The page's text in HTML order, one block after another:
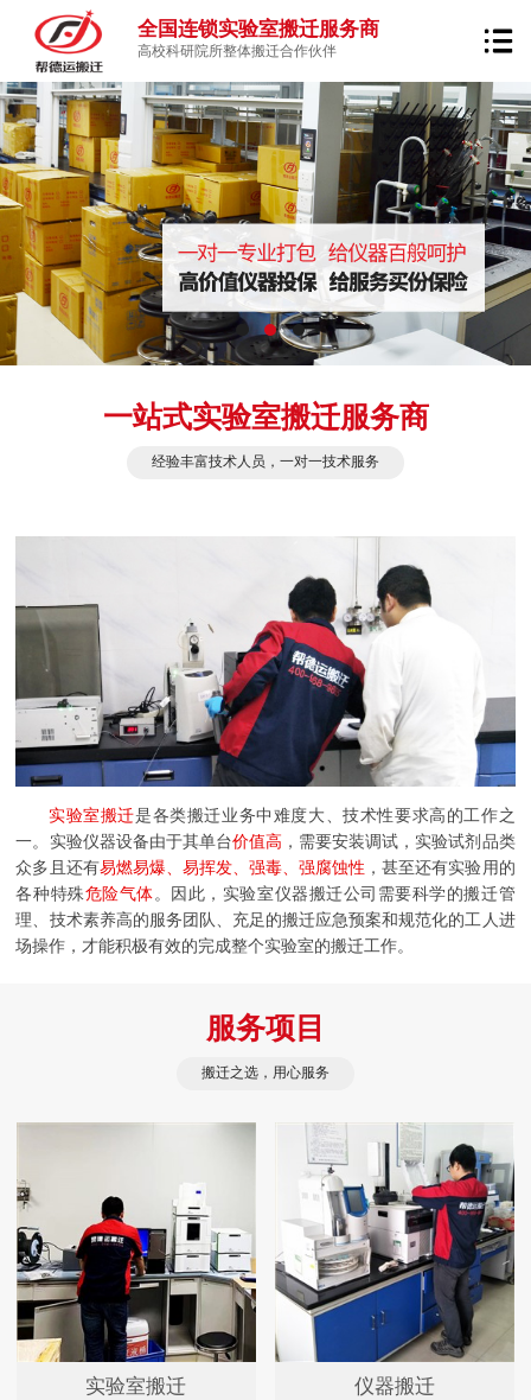
全国连锁实验室搬迁服务商
高校科研院所整体搬迁合作伙伴
一站式实验室搬迁服务商
经验丰富技术人员，一对一技术服务
实验室搬迁是各类搬迁业务中难度大、技术性要求高的工作之
一。实验仪器设备由于其单台价值高 ，需要安装调试，实验试剂品类
众多且还有易燃易爆、易挥发、强毒、强腐蚀性 ，甚至还有实验用的
各种特殊危险气体 。因此，实验室仪器搬迁公司需要科学的搬迁管
理、技术素养高的服务团队、充足的搬迁应急预案和规范化的工人进
场操作，才能积极有效的完成整个实验室的搬迁工作。
服务项目
搬迁之选，用心服务
实验室搬迁 仪器搬迁